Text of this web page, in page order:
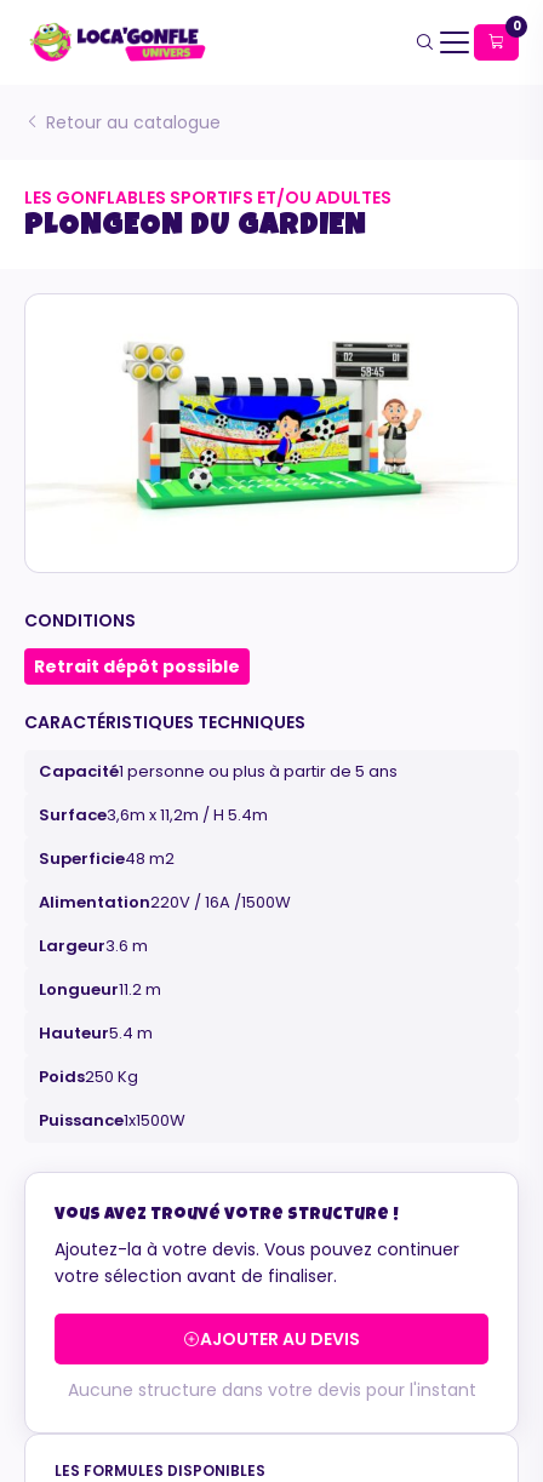
0
Retour au catalogue
LES GONFLABLES SPORTIFS ET/OU ADULTES
PLONGEON DU GARDIEN
CONDITIONS
Retrait dépôt possible
CARACTÉRISTIQUES TECHNIQUES
Capacité1 personne ou plus à partir de 5 ans
Surface3,6m x 11,2m / H 5.4m
Superficie48 m2
Alimentation220V / 16A /1500W
Largeur3.6 m
Longueur11.2 m
Hauteur5.4 m
Poids250 Kg
Puissance1x1500W
Vous avez trouvé votre structure !
Ajoutez-la à votre devis. Vous pouvez continuer
votre sélection avant de finaliser.
AJOUTER AU DEVIS
Aucune structure dans votre devis pour l'instant
LES FORMULES DISPONIBLES
Maurice
Configurateur IA · En ligne